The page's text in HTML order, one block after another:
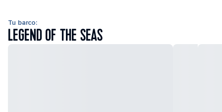
Tu barco:
LEGEND OF THE SEAS